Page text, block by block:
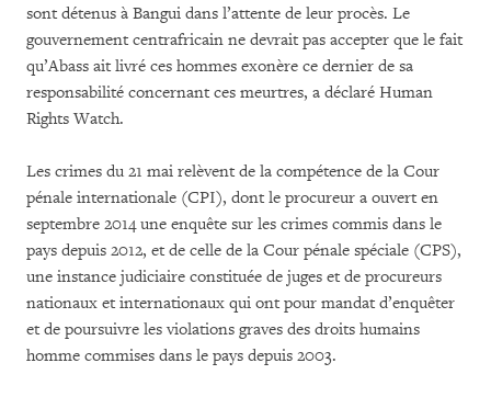
sont détenus à Bangui dans l’attente de leur procès. Le
gouvernement centrafricain ne devrait pas accepter que le fait
qu’Abass ait livré ces hommes exonère ce dernier de sa
responsabilité concernant ces meurtres, a déclaré Human
Rights Watch.
Les crimes du 21 mai relèvent de la compétence de la Cour
pénale internationale (CPI), dont le procureur a ouvert en
septembre 2014 une enquête sur les crimes commis dans le
pays depuis 2012, et de celle de la Cour pénale spéciale (CPS),
une instance judiciaire constituée de juges et de procureurs
nationaux et internationaux qui ont pour mandat d’enquêter
et de poursuivre les violations graves des droits humains
homme commises dans le pays depuis 2003.